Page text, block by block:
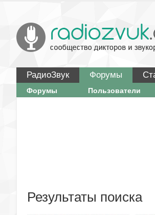
РадиоЗвук Форумы
Форумы Пользователи
Результаты поиска